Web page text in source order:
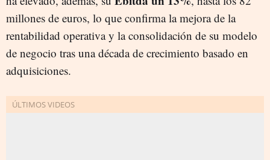
millones de euros, lo que confirma la mejora de la
rentabilidad operativa y la consolidación de su modelo
de negocio tras una década de crecimiento basado en
adquisiciones.